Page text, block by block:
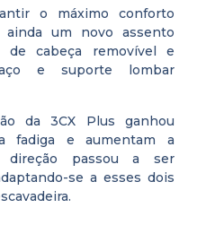
o máximo conforto
um novo assento
de cabeça removível e
e suporte lombar
da 3CX Plus ganhou
fadiga e aumentam a
direção passou a ser
se a esses dois